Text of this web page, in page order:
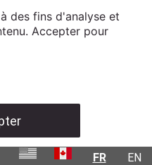
des fins d'analyse et
Accepter pour
EN
FR